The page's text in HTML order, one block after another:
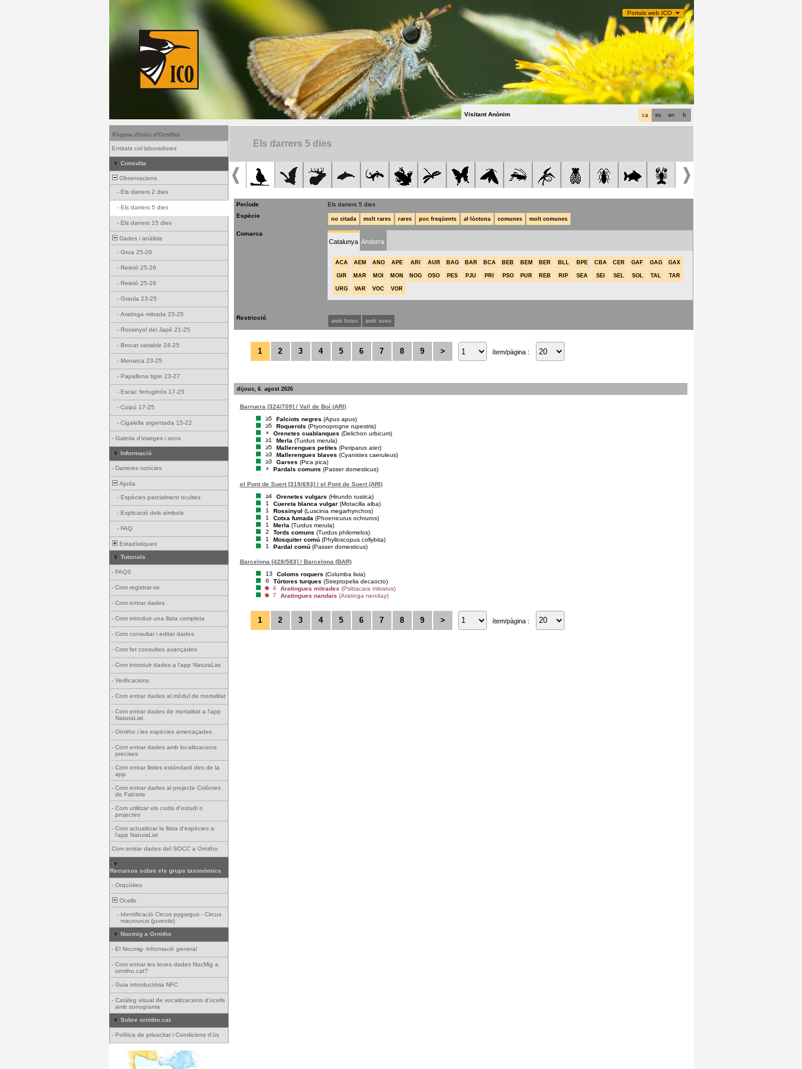
Portals web ICO
fr
en
es
ca
Visitant Anònim
Pàgina d'inici d'Ornitho
Entitats col·laboradores
Consulta
Observacions
- Els darrers 2 dies
- Els darrers 5 dies
- Els darrers 15 dies
Dades i anàlisis
- Grua 25-26
- Reietó 25-26
- Reietó 25-26
- Graula 23-25
- Aratinga mitrada 23-25
- Rossinyol del Japó 21-25
- Brocat variable 24-25
- Monarca 23-25
- Papallona tigre 23-27
- Escac ferruginós 17-25
- Coipú 17-25
- Cigalella argentada 15-22
- Galeria d'imatges i sons
Informació
- Darreres notícies
Ajuda
- Espècies parcialment ocultes
- Explicació dels símbols
- FAQ
Estadístiques
Tutorials
- FAQS
- Com registrar-se
- Com entrar dades
- Com introduir una llista completa
- Com consultar i editar dades
- Com fer consultes avançades
- Com introduir dades a l'app NaturaList
- Verificacions
- Com entrar dades al mòdul de mortalitat
- Com entrar dades de mortalitat a l'app
NaturaList
- Ornitho i les espècies amenaçades
- Com entrar dades amb localitzacions
precises
- Com entrar llistes estàndard des de la
app
- Com entrar dades al projecte Colònies
de Falciots
- Com utilitzar els codis d'estudi o
projectes
- Com actualitzar la llista d'espècies a
l'app NaturaList
Com entrar dades del SOCC a Ornitho
Recursos sobre els grups taxonòmics
- Orquídies
Ocells
- Identificació Circus pygargus - Circus
macrourus (juvenils)
Nocmig a Ornitho
- El Nocmig- informació general
- Com entrar les teves dades NocMig a
ornitho.cat?
- Guia introductòria NFC
- Catàleg visual de vocalitzacions d'ocells
amb sonograma
Sobre ornitho.cat
- Política de privacitat i Condicions d'ús
Els darrers 5 dies
Període
Els darrers 5 dies
Espècie
no citada molt rares rares poc freqüents al·lòctona comunes molt comunes
Comarca
Catalunya Andorra
ACA AEM ANO APE ARI AUR BAG BAR BCA BEB BEM BER BLL BPE CBA CER GAF GAG GAX
GIR MAR MOI MON NOG OSO PES PJU PRI PSO PUR REB RIP SEA SEI SEL SOL TAL TAR
URG VAR VOC VOR
Restricció amb fotos amb sons
1 2 3 4 5 6 7 8 9 > ítem/pàgina :
dijous, 6. agost 2026
Barruera [324/709] / Vall de Boí (ARI)
≥5
Falciots negres (Apus apus)
≥5
Roquerols (Ptyonoprogne rupestris)
×
Orenetes cuablanques (Delichon urbicum)
≥1
Merla (Turdus merula)
≥5
Mallerengues petites (Periparus ater)
≥3
Mallerengues blaves (Cyanistes caeruleus)
≥3
Garses (Pica pica)
×
Pardals comuns (Passer domesticus)
el Pont de Suert [319/693] / el Pont de Suert (ARI)
≥4
Orenetes vulgars (Hirundo rustica)
1
Cuereta blanca vulgar (Motacilla alba)
1
Rossinyol (Luscinia megarhynchos)
1
Cotxa fumada (Phoenicurus ochruros)
1
Merla (Turdus merula)
2
Tords comuns (Turdus philomelos)
1
Mosquiter comú (Phylloscopus collybita)
1
Pardal comú (Passer domesticus)
Barcelona [428/583] / Barcelona (BAR)
13
Coloms roquers (Columba livia)
6
Tórtores turques (Streptopelia decaocto)
4
Aratingues mitrades (Psittacara mitratus)
7
Aratingues nandais (Aratinga nenday)
1 2 3 4 5 6 7 8 9 > ítem/pàgina :